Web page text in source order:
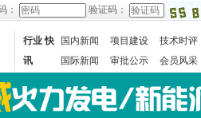
： 验证码：
行业 快
讯
国内新闻 项目建设
技术时评
国际新闻
审批公示 会员风采